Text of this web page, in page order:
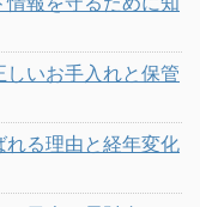
いお手入れと保管
る理由と経年変化